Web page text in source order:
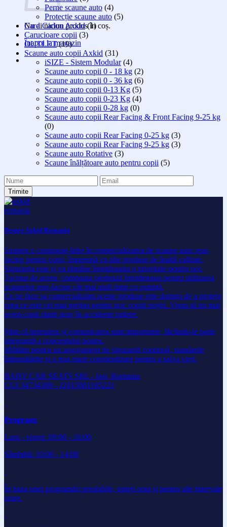
Nu ai niciun produs în coș.
Înapoi la magazin
Perne scaune auto (4)
Protecție scaune auto (5)
Card Cadou Axkid (1)
Carucioare copii (3)
OUTLET (19)
Scaune auto copii Axkid (31)
iSIZE - Sistem Modular (4)
Scaune auto copii 0 - 18 kg (2)
Scaune auto copii 0 - 36 kg (6)
Scaune auto copii 0-13 Kg (5)
Scaune auto copii 0-23 Kg (4)
Scaune auto copii 0-28 kg (0)
Scaune auto copii Rear Facing & Front Facing 9-25 kg
(0)
Scaune auto copii Rear Facing 0-25 kg (3)
Scaune auto copii Rear Facing 9-25 kg (3)
Scaune auto Rotative (3)
Scaune înălțătoare auto pentru copii (5)
Despre Axkid Romania
Suntem o companie-lider în comercializarea de scaune auto rear-
facing pentru copii, împreună cu alte produse de înaltă calitate.
Siguranța este și va rămâne întotdeauna o prioritate pentru noi.
Tocmai de aceea, compania pledează întotdeauna pentru utilizarea
scaunelor rear-facing cât mai mult timp cu putință.
Ce ne face sa comercializăm aceste produse este dorința de a proteja
ceea ce este cel mai prețios pentru noi: copiii noștri. Vrem să nu mai
avem copii răniți grav în accidente rutiere.
Știm că instruirea și comunicarea sunt importante, făcându-le parte
integrantă a conceptului nostru.
Milităm pentru un angajament de siguranță continuă, standarde
îmbunătățite și o mai mare conștientizare pentru a salva vieți.
BABY CAR SEATS SRL - Iasi, Romania
CUI 34734389 - J2015001185221
Program:
Luni - vineri: 09:00 - 16:00
Sâmbătă: 10:00 - 14:00
În baza unei programări prealabile, puteți opta și pentru alte intervale
orare.